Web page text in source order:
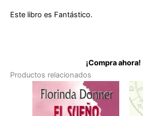
Este libro es Fantástico.
¡Compra ahora!
Productos relacionados